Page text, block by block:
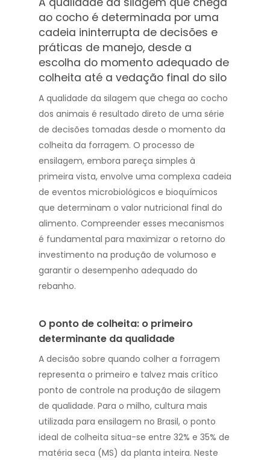
ao cocho é determinada por uma
cadeia ininterrupta de decisões e
práticas de manejo, desde a
escolha do momento adequado de
colheita até a vedação final do silo
A qualidade da silagem que chega ao cocho
dos animais é resultado direto de uma série
de decisões tomadas desde o momento da
colheita da forragem. O processo de
ensilagem, embora pareça simples à
primeira vista, envolve uma complexa cadeia
de eventos microbiológicos e bioquímicos
que determinam o valor nutricional final do
alimento. Compreender esses mecanismos
é fundamental para maximizar o retorno do
investimento na produção de volumoso e
garantir o desempenho adequado do
rebanho.
O ponto de colheita: o primeiro
determinante da qualidade
A decisão sobre quando colher a forragem
representa o primeiro e talvez mais crítico
ponto de controle na produção de silagem
de qualidade. Para o milho, cultura mais
utilizada para ensilagem no Brasil, o ponto
ideal de colheita situa-se entre 32% e 35% de
matéria seca (MS) da planta inteira. Neste